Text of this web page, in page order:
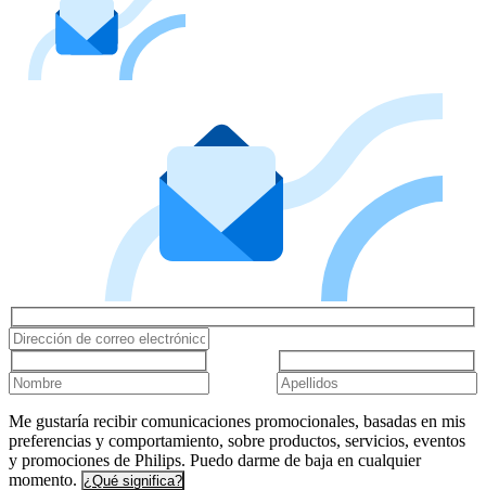
Me gustaría recibir comunicaciones promocionales, basadas en mis
preferencias y comportamiento, sobre productos, servicios, eventos
y promociones de Philips. Puedo darme de baja en cualquier
momento. ¿Qué significa?